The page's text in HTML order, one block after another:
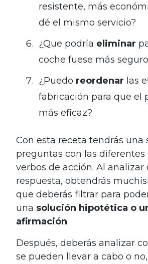
resistente, más
dé el mismo servicio?
¿Que podría eliminar
coche fuese más
¿Puedo reordenar las
fabricación para que el
más eficaz?
Con esta receta tendrás una
preguntas con las
verbos de acción. Al analizar
respuesta, obtendrás
que deberás filtrar para
una solución hipotética o
afirmación.
Después, deberás analizar
se pueden llevar a cabo o no,